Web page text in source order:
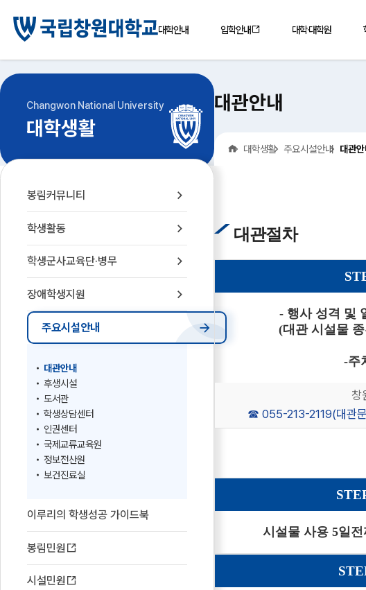
대학안내 입학안내 대학·대학원
Changwon National University
대학생활
봉림커뮤니티
학생활동
학생군사교육단·병무
장애학생지원
주요시설안내
대관안내
후생시설
도서관
학생상담센터
인권센터
국제교류교육원
정보전산원
보건진료실
이루리의 학생성공 가이드북
봉림민원
시설민원
대관안내
홈
대학생활 주요시설안내 대관
대관절차
- 행사 성격 및
(대관 시설물
-주
창
☎ 055-213-2119(대관
시설물 사용 5일